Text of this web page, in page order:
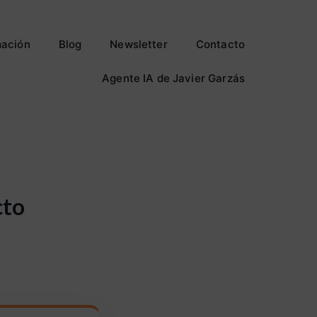
Blog Newsletter Contacto
Agente IA de Javier Garzás